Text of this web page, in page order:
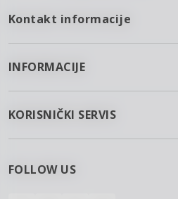
Kontakt informacije
INFORMACIJE
KORISNIČKI SERVIS
FOLLOW US